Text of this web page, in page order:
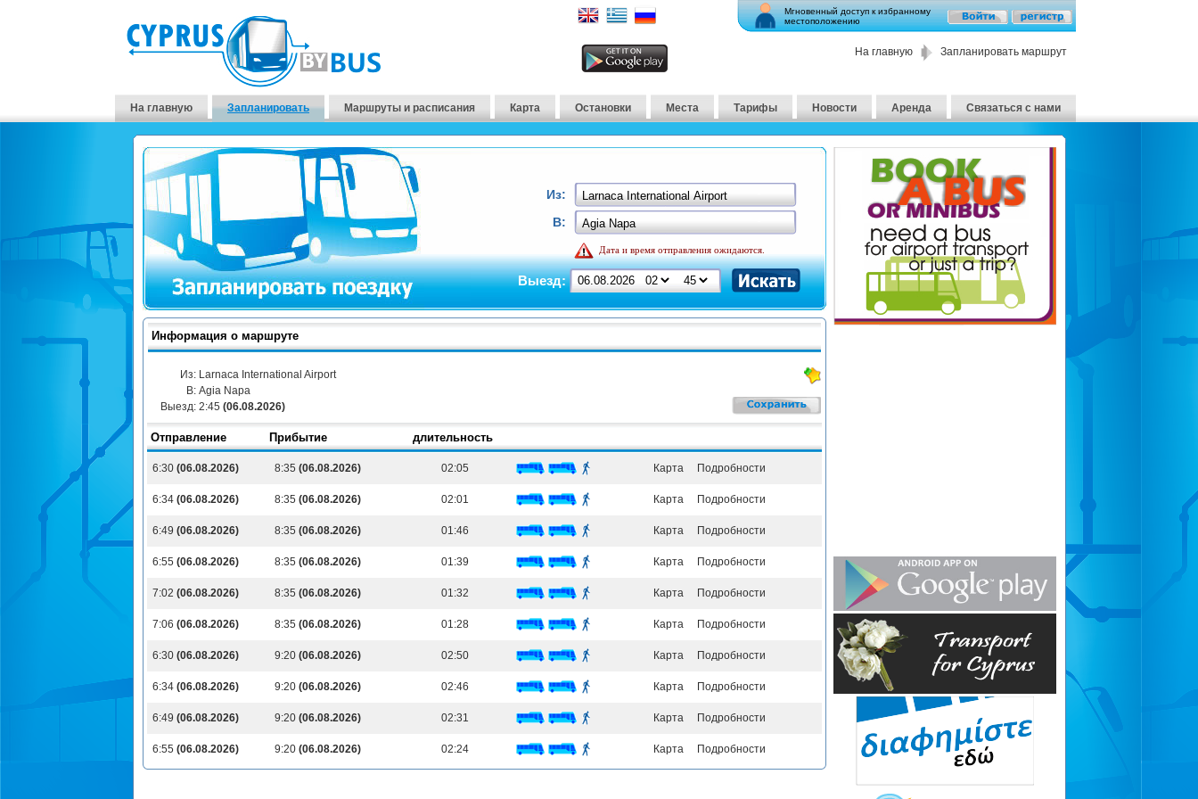
Мгновенный доступ к избранному
местоположению
На главную Запланировать маршрут
На главную Запланировать Маршруты и расписания Карта Остановки Места Тарифы Новости Аренда Связаться с нами
Из:
В:
Дата и время отправления ожидаются.
Выезд:
Информация о маршруте
Из: Larnaca International Airport
В: Agia Napa
Выезд: 2:45 (06.08.2026)
Отправление Прибытие длительность
6:30 (06.08.2026) 8:35 (06.08.2026) 02:05 Карта Подробности
6:34 (06.08.2026) 8:35 (06.08.2026) 02:01 Карта Подробности
6:49 (06.08.2026) 8:35 (06.08.2026) 01:46 Карта Подробности
6:55 (06.08.2026) 8:35 (06.08.2026) 01:39 Карта Подробности
7:02 (06.08.2026) 8:35 (06.08.2026) 01:32 Карта Подробности
7:06 (06.08.2026) 8:35 (06.08.2026) 01:28 Карта Подробности
6:30 (06.08.2026) 9:20 (06.08.2026) 02:50 Карта Подробности
6:34 (06.08.2026) 9:20 (06.08.2026) 02:46 Карта Подробности
6:49 (06.08.2026) 9:20 (06.08.2026) 02:31 Карта Подробности
6:55 (06.08.2026) 9:20 (06.08.2026) 02:24 Карта Подробности